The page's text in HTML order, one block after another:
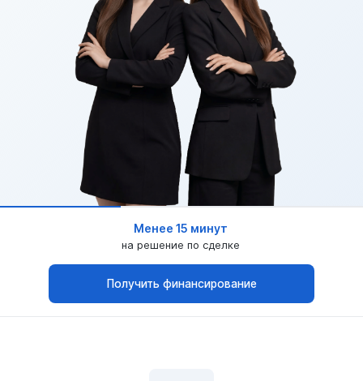
Менее 15 минут
на решение по сделке
Получить финансирование